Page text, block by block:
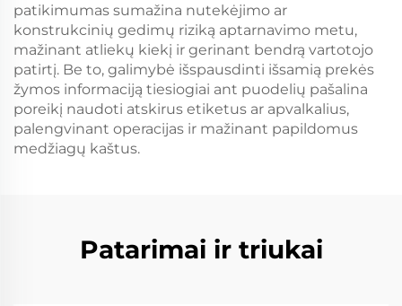
patikimumas sumažina nutekėjimo ar
konstrukcinių gedimų riziką aptarnavimo metu,
mažinant atliekų kiekį ir gerinant bendrą vartotojo
patirtį. Be to, galimybė išspausdinti išsamią prekės
žymos informaciją tiesiogiai ant puodelių pašalina
poreikį naudoti atskirus etiketus ar apvalkalius,
palengvinant operacijas ir mažinant papildomus
medžiagų kaštus.
Patarimai ir triukai